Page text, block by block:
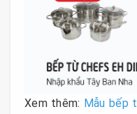
Xem thêm: Mẫu bếp